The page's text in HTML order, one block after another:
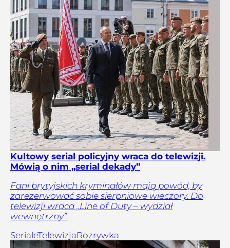
Kultowy serial policyjny wraca do telewizji.
Mówią o nim „serial dekady”
Fani brytyjskich kryminałów mają powód, by
zarezerwować sobie sierpniowe wieczory. Do
telewizji wraca „Line of Duty – wydział
wewnętrzny”.
SerialeTelewizjaRozrywka